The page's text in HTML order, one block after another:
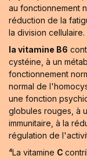
au fonctionnement
réduction de la
la division cellulaire.
la vitamine B6
cystéine, à un
fonctionnement
normal de
une fonction
globules rouges, à
immunitaire, à la
régulation de
⁴La vitamine C